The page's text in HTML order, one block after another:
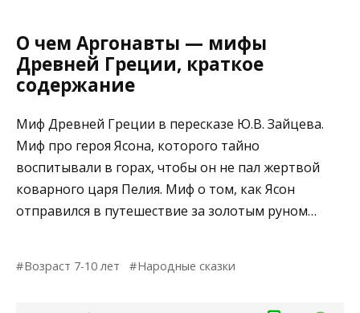
О чем Аргонавты — мифы
Древней Греции, краткое
содержание
Миф Древней Греции в пересказе Ю.В. Зайцева.
Миф про героя Ясона, которого тайно
воспитывали в горах, чтобы он не пал жертвой
коварного царя Пелия. Миф о том, как Ясон
отправился в путешествие за золотым руном…
Возраст 7-10 лет Народные сказки